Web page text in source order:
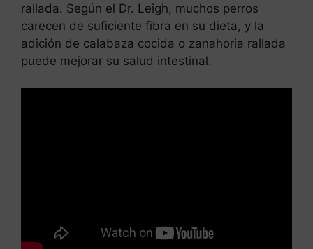
rallada. Según el Dr. Leigh, muchos perros
carecen de suficiente fibra en su dieta, y la
adición de calabaza cocida o zanahoria rallada
puede mejorar su salud intestinal.